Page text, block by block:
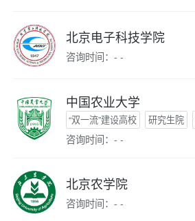
北京电子科技学院
咨询时间：- -
中国农业大学
“双一流”建设高校 研究生院
咨询时间：- -
北京农学院
咨询时间：- -